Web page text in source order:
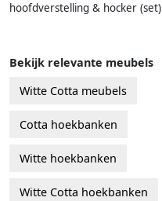
hoofdverstelling & hocker (set)
Bekijk relevante meubels
Witte Cotta meubels
Cotta hoekbanken
Witte hoekbanken
Witte Cotta hoekbanken